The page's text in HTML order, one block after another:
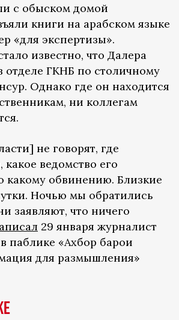
с обыском домой
книги на арабском языке
«для экспертизы».
известно, что Далера
отделе ГКНБ по столичному
Однако где он находится
ни коллегам
не говорят, где
ведомство его
какому обвинению. Близкие
Ночью мы обратились
заявляют, что ничего
29 января журналист
паблике «Ахбор барои
для размышления»